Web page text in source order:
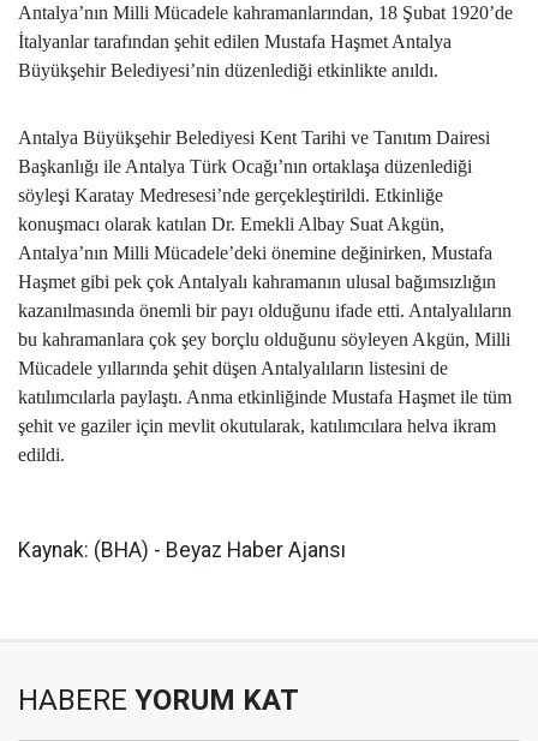
Antalya’nın Milli Mücadele kahramanlarından, 18 Şubat 1920’de
İtalyanlar tarafından şehit edilen Mustafa Haşmet Antalya
Büyükşehir Belediyesi’nin düzenlediği etkinlikte anıldı.
Antalya Büyükşehir Belediyesi Kent Tarihi ve Tanıtım Dairesi
Başkanlığı ile Antalya Türk Ocağı’nın ortaklaşa düzenlediği
söyleşi Karatay Medresesi’nde gerçekleştirildi. Etkinliğe
konuşmacı olarak katılan Dr. Emekli Albay Suat Akgün,
Antalya’nın Milli Mücadele’deki önemine değinirken, Mustafa
Haşmet gibi pek çok Antalyalı kahramanın ulusal bağımsızlığın
kazanılmasında önemli bir payı olduğunu ifade etti. Antalyalıların
bu kahramanlara çok şey borçlu olduğunu söyleyen Akgün, Milli
Mücadele yıllarında şehit düşen Antalyalıların listesini de
katılımcılarla paylaştı. Anma etkinliğinde Mustafa Haşmet ile tüm
şehit ve gaziler için mevlit okutularak, katılımcılara helva ikram
edildi.
Kaynak: (BHA) - Beyaz Haber Ajansı
HABERE YORUM KAT